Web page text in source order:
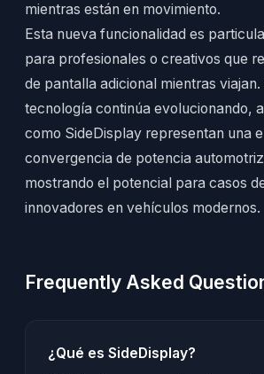
mientras están en movimiento.
Esta nueva funcionalidad es
para profesionales o creativos que
de pantalla adicional mientras viajan.
tecnología continúa evolucionando,
como SideDisplay representan una
convergencia de potencia
mostrando el potencial para casos
innovadores en vehículos modernos.
Frequently Asked
¿Qué es SideDisplay?